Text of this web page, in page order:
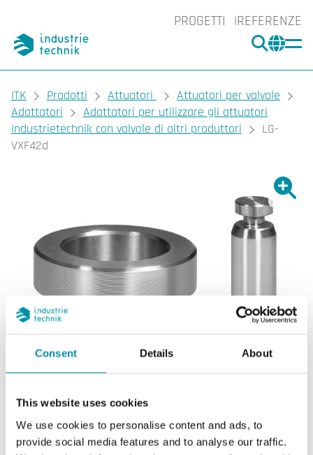
Consent Details About
This website uses cookies
We use cookies to personalise content and ads, to
provide social media features and to analyse our traffic.
PROGETTI REFERENZE
CERCA
You are here:
ITK Prodotti Attuatori
Attuatori per valvole
Adattatori
Adattatori per utilizzare gli attuatori
Industrietechnik con valvole di altri produttori
LG-
VXF42d